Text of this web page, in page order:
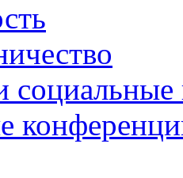
социальные